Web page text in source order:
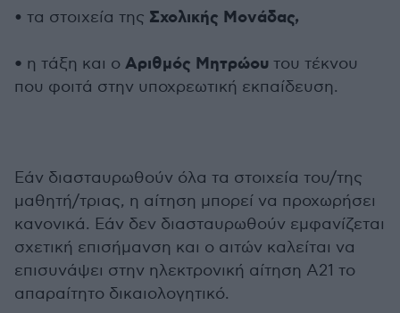
• τα στοιχεία της Σχολικής Μονάδας,
• η τάξη και ο Αριθμός Μητρώου του τέκνου
που φοιτά στην υποχρεωτική εκπαίδευση.
Εάν διασταυρωθούν όλα τα στοιχεία του/της
μαθητή/τριας, η αίτηση μπορεί να προχωρήσει
κανονικά. Εάν δεν διασταυρωθούν εμφανίζεται
σχετική επισήμανση και ο αιτών καλείται να
επισυνάψει στην ηλεκτρονική αίτηση Α21 το
απαραίτητο δικαιολογητικό.